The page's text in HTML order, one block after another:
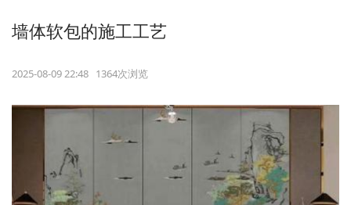
墙体软包的施工工艺
2025-08-09 22:48 1364次浏览